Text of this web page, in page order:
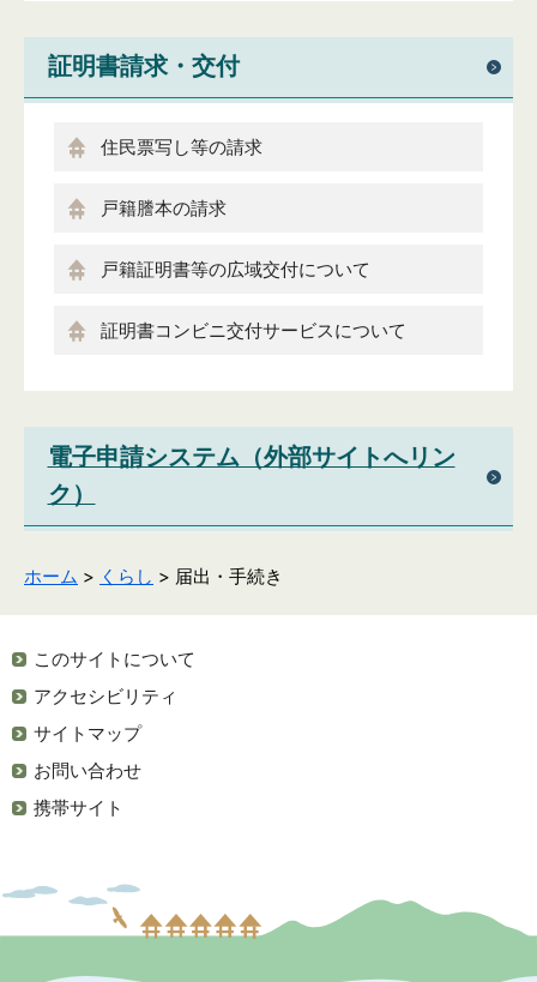
証明書請求・交付
住民票写し等の請求
戸籍謄本の請求
戸籍証明書等の広域交付について
証明書コンビニ交付サービスについて
電子申請システム（外部サイトへリン
ク）
ホーム > くらし > 届出・手続き
このサイトについて
アクセシビリティ
サイトマップ
お問い合わせ
携帯サイト